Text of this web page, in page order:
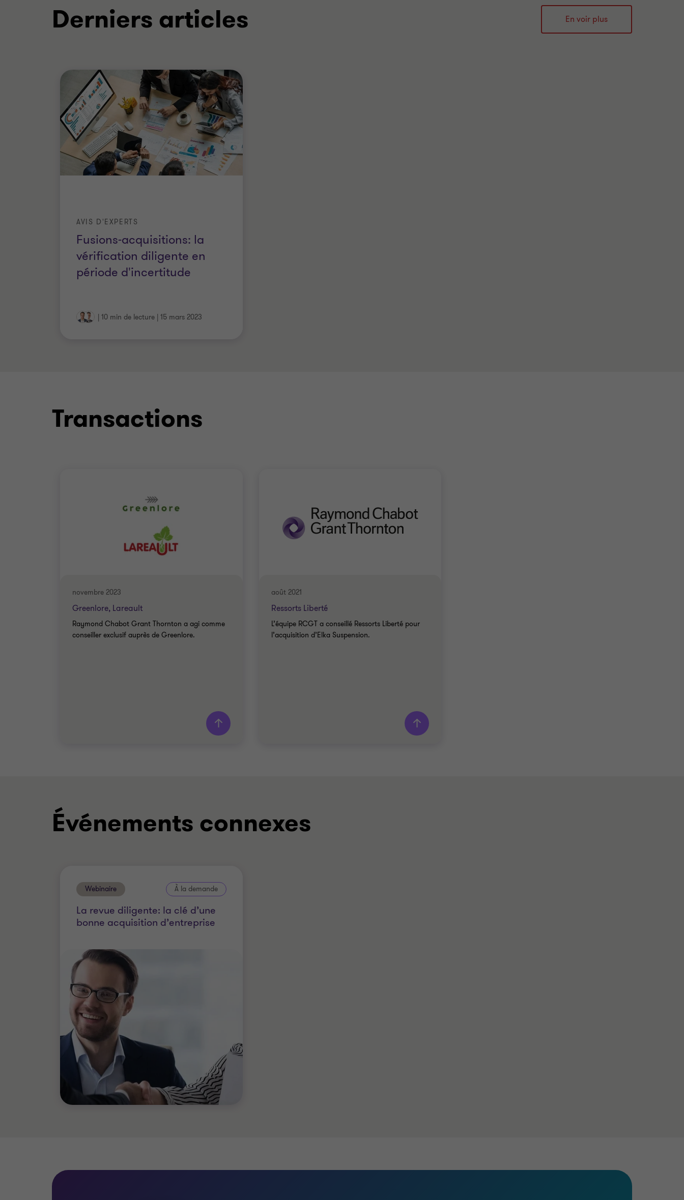
Derniers articles En voir plus
Fusions-acquisitions: la
vérification diligente en
période d'incertitude
AVIS D'EXPERTS
| 10 min de lecture | 15 mars 2023
Transactions
novembre 2023
Greenlore, Lareault
Raymond Chabot Grant Thornton a agi comme
conseiller exclusif auprès de Greenlore.
Associé - CPA
BIOALIMENTAIRE
BUY-SIDE
En savoir plus
août 2021
Ressorts Liberté
L’équipe RCGT a conseillé Ressorts Liberté pour
l’acquisition d’Elka Suspension.
Associé - CPA
Événements connexes
Webinaire À la demande
La revue diligente: la clé d’une
bonne acquisition d’entreprise